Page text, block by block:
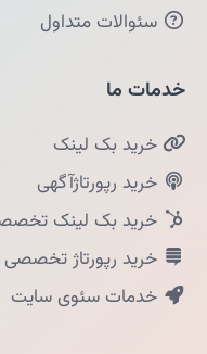
سئوالات متداول
خدمات ما
خرید بک لینک
خرید رپورتاژآگهی
خرید بک لینک
خرید رپورتاژ تخصصی
خدمات سئوی سایت